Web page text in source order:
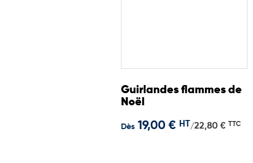
Guirlandes flammes de
Noël
Dès 19,00 € HT /22,80 € TTC